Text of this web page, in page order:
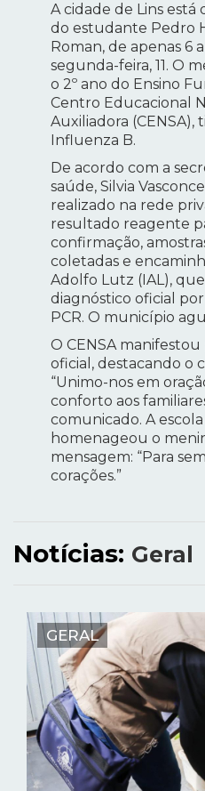
A cidade de Lins
do estudante Pedro
Roman, de apenas 6
segunda-feira, 11. O
o 2º ano do Ensino
Centro Educacional
Auxiliadora (CENSA),
Influenza B.
De acordo com a
saúde, Silvia
realizado na rede
resultado reagente
confirmação,
coletadas e
Adolfo Lutz (IAL),
diagnóstico oficial
PCR. O município
O CENSA
oficial, destacando o
“Unimo-nos em
conforto aos
comunicado. A
homenageou o
mensagem: “Para
corações.”
Notícias: Geral
GERAL